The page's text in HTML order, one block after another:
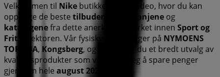
Velkommen til Nike butikken på Tiendeo, hvor du kan
oppdage de beste tilbudene kampanjene og
katalogenefra dette anerkjente merket innen Sport og
Fritid
sektoren. Vår fysiske butikk ligger på NYMOENS
TORG 4A, Kongsberg, og her finner du et bredt utvalg av
kvalitetsprodukter som vil hjelpe deg å spare penger
gjennom hele august 2026